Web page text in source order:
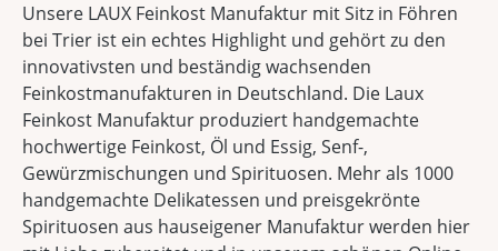
Unsere LAUX Feinkost Manufaktur mit Sitz in Föhren
bei Trier ist ein echtes Highlight und gehört zu den
innovativsten und beständig wachsenden
Feinkostmanufakturen in Deutschland. Die Laux
Feinkost Manufaktur produziert handgemachte
hochwertige Feinkost, Öl und Essig, Senf-,
Gewürzmischungen und Spirituosen. Mehr als 1000
handgemachte Delikatessen und preisgekrönte
Spirituosen aus hauseigener Manufaktur werden hier